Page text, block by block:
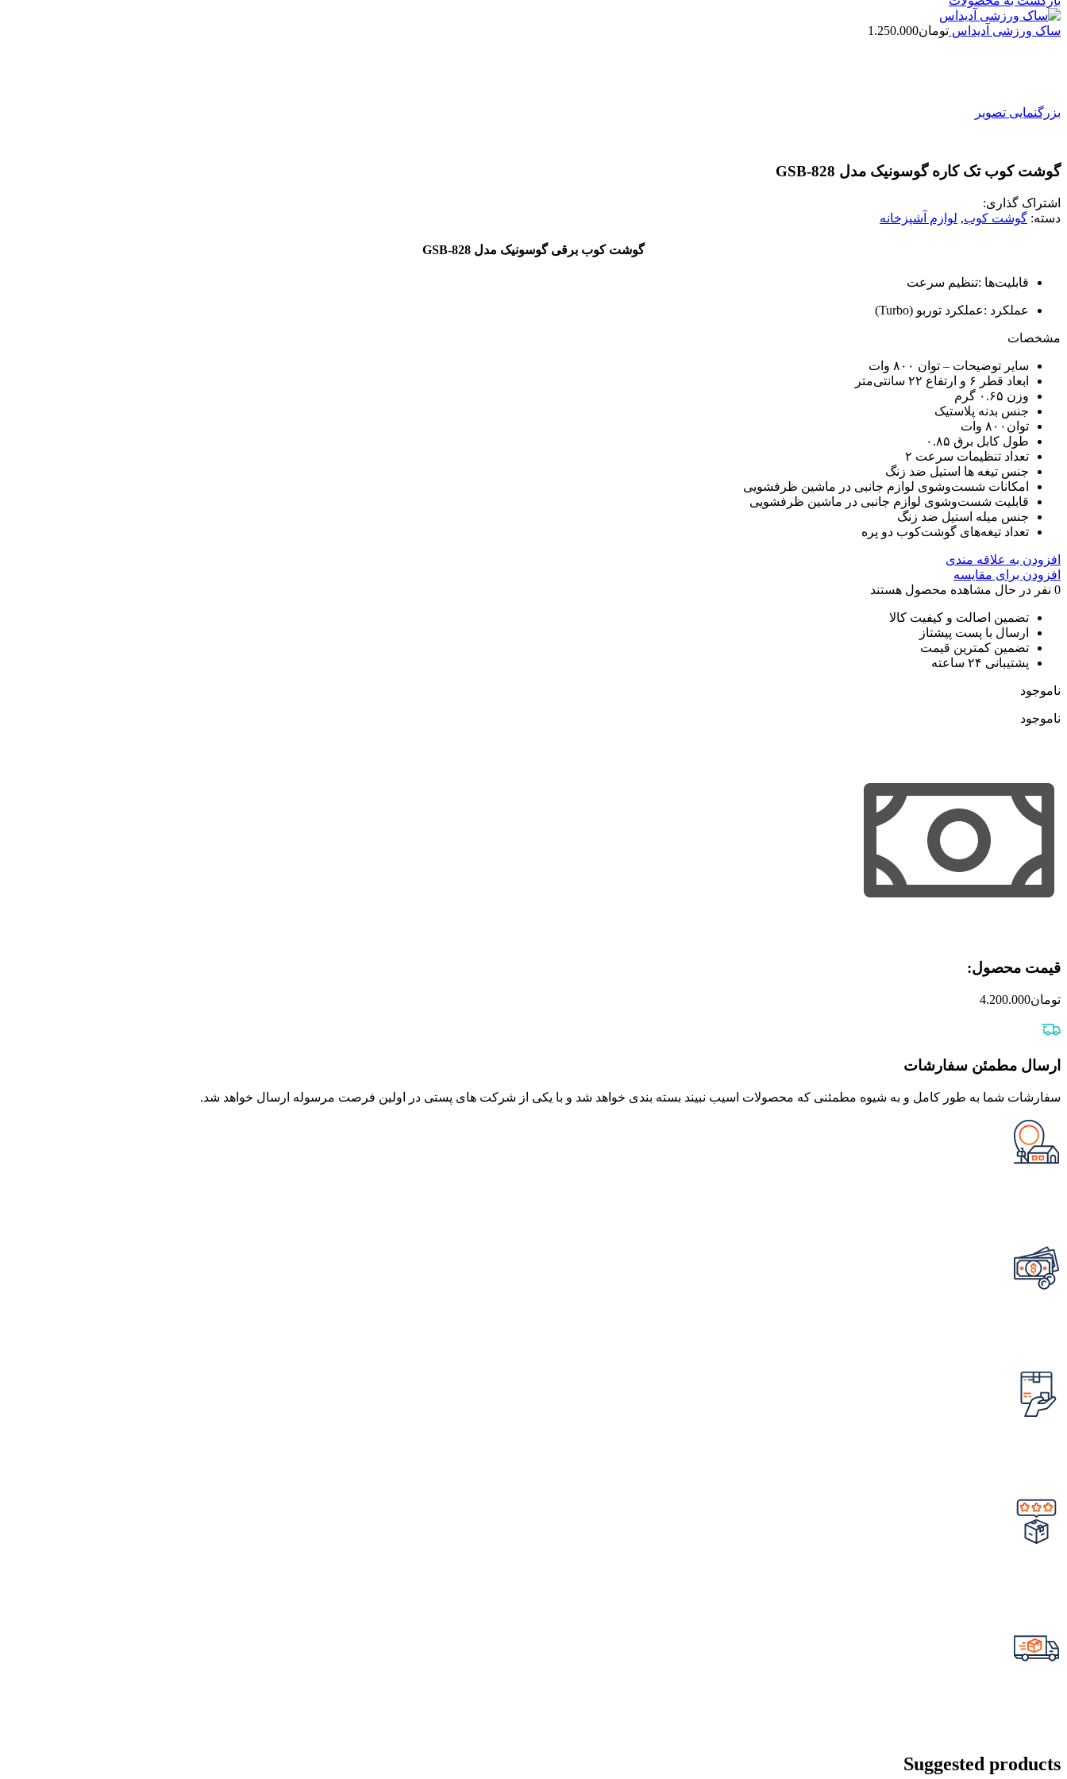
ساک ورزشی آدیداس تومان1.250.000
بزرگنمایی تصویر
گوشت کوب تک کاره گوسونیک مدل GSB-828
اشتراک گذاری:
دسته: گوشت کوب, لوازم آشپزخانه
گوشت کوب برقی گوسونیک مدل GSB-828
قابلیت‌ها :تنظیم سرعت
عملکرد :عملکرد توربو (Turbo)
مشخصات
سایر توضیحات – توان ۸۰۰ وات
ابعاد قطر ۶ و ارتفاع ۲۲ سانتی‌متر
وزن ۰.۶۵ گرم
جنس بدنه پلاستیک
توان۸۰۰ وات
طول کابل برق ۰.۸۵
تعداد تنظیمات سرعت ۲
جنس تیغه ها استیل ضد زنگ
امکانات شست‌وشوی لوازم جانبی در ماشین ظرفشویی
قابلیت شست‌وشوی لوازم جانبی در ماشین ظرفشویی
جنس میله استیل ضد زنگ
تعداد تیغه‌های گوشت‌کوب دو پره
افزودن به علاقه مندی
افزودن برای مقایسه
0 نفر در حال مشاهده محصول هستند
تضمین اصالت و کیفیت کالا
ارسال با پست پیشتاز
تضمین کمترین قیمت
پشتیبانی ۲۴ ساعته
ناموجود
ناموجود
قیمت محصول:​
تومان4.200.000
ارسال مطمئن سفارشات
سفارشات شما به طور کامل و به شیوه مطمئنی که محصولات اسیب نبیند بسته بندی خواهد شد و با یکی از شرکت های پستی در اولین فرصت مرسوله ارسال خواهد شد.
Suggested products